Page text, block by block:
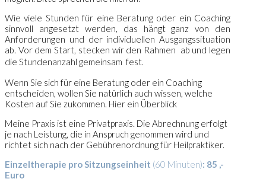
Wie viele Stunden für eine Beratung oder ein Coaching
sinnvoll angesetzt werden, das hängt ganz von den
Anforderungen und der individuellen Ausgangssituation
ab. Vor dem Start, stecken wir den Rahmen ab und legen
die Stundenanzahl gemeinsam fest.
Wenn Sie sich für eine Beratung oder ein Coaching
entscheiden, wollen Sie natürlich auch wissen, welche
Kosten auf Sie zukommen. Hier ein Überblick
Meine Praxis ist eine Privatpraxis. Die Abrechnung erfolgt
je nach Leistung, die in Anspruch genommen wird und
richtet sich nach der Gebührenordnung für Heilpraktiker.
Einzeltherapie pro Sitzungseinheit (60 Minuten): 85 ,-
Euro